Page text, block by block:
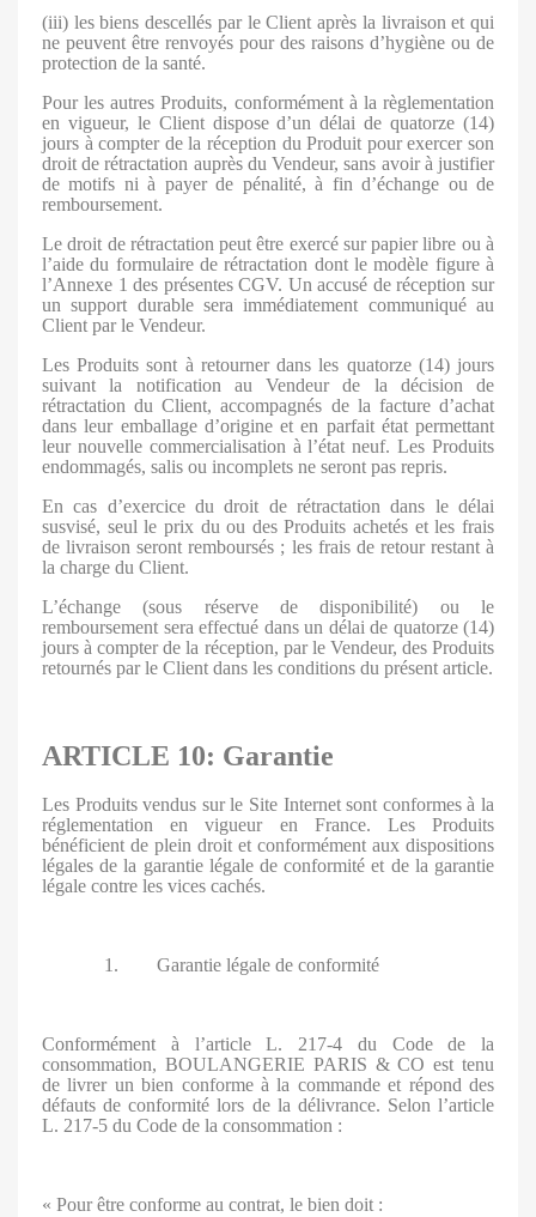
(iii) les biens descellés par le Client après la livraison et qui
ne peuvent être renvoyés pour des raisons d’hygiène ou de
protection de la santé.
Pour les autres Produits, conformément à la règlementation
en vigueur, le Client dispose d’un délai de quatorze (14)
jours à compter de la réception du Produit pour exercer son
droit de rétractation auprès du Vendeur, sans avoir à justifier
de motifs ni à payer de pénalité, à fin d’échange ou de
remboursement.
Le droit de rétractation peut être exercé sur papier libre ou à
l’aide du formulaire de rétractation dont le modèle figure à
l’Annexe 1 des présentes CGV. Un accusé de réception sur
un support durable sera immédiatement communiqué au
Client par le Vendeur.
Les Produits sont à retourner dans les quatorze (14) jours
suivant la notification au Vendeur de la décision de
rétractation du Client, accompagnés de la facture d’achat
dans leur emballage d’origine et en parfait état permettant
leur nouvelle commercialisation à l’état neuf. Les Produits
endommagés, salis ou incomplets ne seront pas repris.
En cas d’exercice du droit de rétractation dans le délai
susvisé, seul le prix du ou des Produits achetés et les frais
de livraison seront remboursés ; les frais de retour restant à
la charge du Client.
L’échange (sous réserve de disponibilité) ou le
remboursement sera effectué dans un délai de quatorze (14)
jours à compter de la réception, par le Vendeur, des Produits
retournés par le Client dans les conditions du présent article.
ARTICLE 10: Garantie
Les Produits vendus sur le Site Internet sont conformes à la
réglementation en vigueur en France. Les Produits
bénéficient de plein droit et conformément aux dispositions
légales de la garantie légale de conformité et de la garantie
légale contre les vices cachés.
1. Garantie légale de conformité
Conformément à l’article L. 217-4 du Code de la
consommation, BOULANGERIE PARIS & CO est tenu
de livrer un bien conforme à la commande et répond des
défauts de conformité lors de la délivrance. Selon l’article
L. 217-5 du Code de la consommation :
« Pour être conforme au contrat, le bien doit :